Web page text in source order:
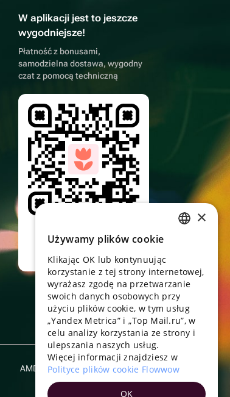
W aplikacji jest to jeszcze
wygodniejsze!
Płatność z bonusami,
samodzielna dostawa, wygodny
czat z pomocą techniczną
pobierz aplikację
AMD Polski
UKRAINIAN
PORTUGUESE
SPANISH
×
Używamy plików cookie
Klikając OK lub kontynuując
korzystanie z tej strony internetowej,
wyrażasz zgodę na przetwarzanie
swoich danych osobowych przy
użyciu plików cookie, w tym usług
„Yandex Metrica” i „Top Mail.ru”, w
celu analizy korzystania ze strony i
ulepszania naszych usług.
Więcej informacji znajdziesz w
Polityce plików cookie Flowwow
OK